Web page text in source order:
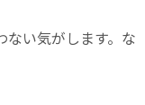
い気がします。な